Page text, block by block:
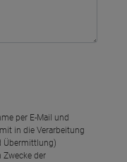
per E-Mail und
in die Verarbeitung
Übermittlung)
Zwecke der